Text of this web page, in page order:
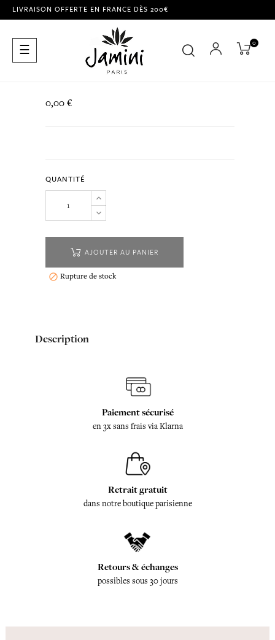
LIVRAISON OFFERTE EN FRANCE DÈS 200€
Basculer
la
☰ 0
0,00 €
QUANTITÉ
AJOUTER AU PANIER
 Rupture de stock
Description
Paiement sécurisé
en 3x sans frais via Klarna
Retrait gratuit
dans notre boutique parisienne
Retours & échanges
possibles sous 30 jours